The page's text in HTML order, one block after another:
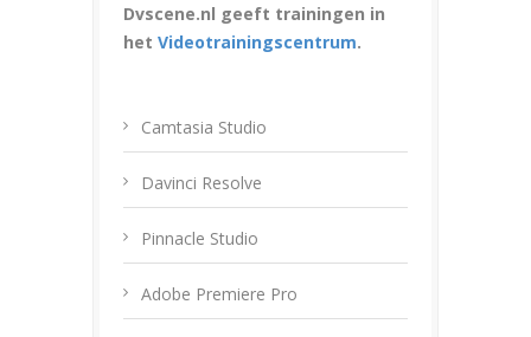
Dvscene.nl geeft trainingen in
het Videotrainingscentrum.
Camtasia Studio
Davinci Resolve
Pinnacle Studio
Adobe Premiere Pro